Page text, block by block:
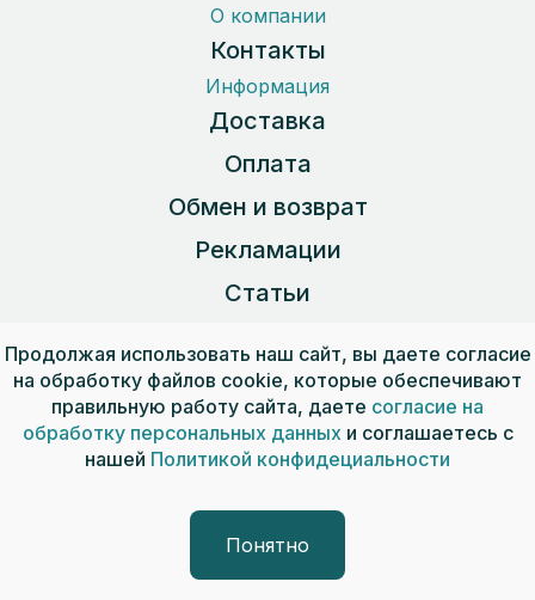
О компании
Контакты
Информация
Доставка
Оплата
Обмен и возврат
Рекламации
Статьи
Пользовательское соглашение
Публичная оферта
© 2026, ООО «СКОПИДОМ»
Разработка сайта — интернет-компания «ИНСАЙТ»
Продолжая использовать наш сайт, вы даете согласие
на обработку файлов cookie, которые обеспечивают
правильную работу сайта, даете согласие на
обработку персональных данныхи соглашаетесь с
нашей Политикой конфидециальности
Понятно